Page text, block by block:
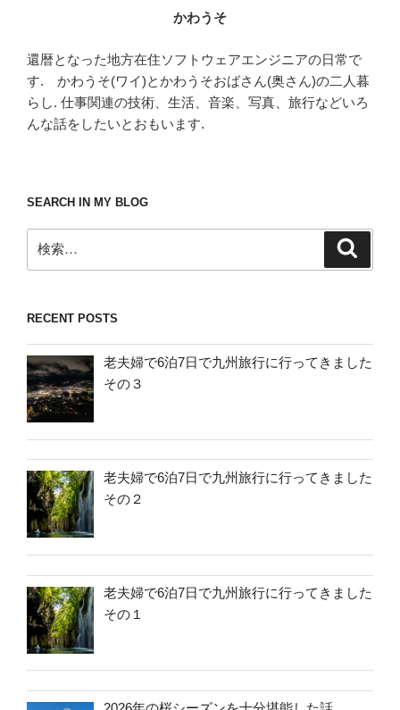
かわうそ
還暦となった地方在住ソフトウェアエンジニアの日常で
す. かわうそ(ワイ)とかわうそおばさん(奥さん)の二人暮
らし. 仕事関連の技術、生活、音楽、写真、旅行などいろ
んな話をしたいとおもいます.
SEARCH IN MY BLOG
索:
RECENT POSTS
老夫婦で6泊7日で九州旅行に行ってきました
その３
老夫婦で6泊7日で九州旅行に行ってきました
その２
老夫婦で6泊7日で九州旅行に行ってきました
その１